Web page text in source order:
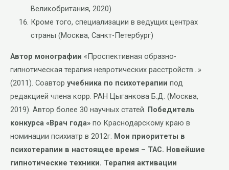
Великобритания, 2020)
Кроме того, специализации в ведущих центрах
страны (Москва, Санкт-Петербург)
Автор монографии «Проспективная образно-
гипнотическая терапия невротических расстройств…»
(2011). Соавтор учебника по психотерапии под
редакцией члена корр. РАН Цыганкова Б.Д. (Москва,
2019). Автор более 30 научных статей. Победитель
конкурса «Врач года» по Краснодарскому краю в
номинации психиатр в 2012г. Мои приоритеты в
психотерапии в настоящее время – ТАС. Новейшие
гипнотические техники. Терапия активации